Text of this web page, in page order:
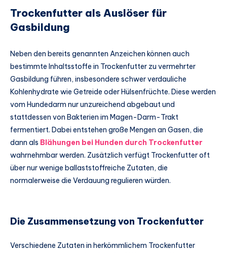
Trockenfutter als Auslöser für
Gasbildung
Neben den bereits genannten Anzeichen können auch
bestimmte Inhaltsstoffe in Trockenfutter zu vermehrter
Gasbildung führen, insbesondere schwer verdauliche
Kohlenhydrate wie Getreide oder Hülsenfrüchte. Diese werden
vom Hundedarm nur unzureichend abgebaut und
stattdessen von Bakterien im Magen-Darm-Trakt
fermentiert. Dabei entstehen große Mengen an Gasen, die
dann als Blähungen bei Hunden durch Trockenfutter
wahrnehmbar werden. Zusätzlich verfügt Trockenfutter oft
über nur wenige ballaststoffreiche Zutaten, die
normalerweise die Verdauung regulieren würden.
Die Zusammensetzung von Trockenfutter
Verschiedene Zutaten in herkömmlichem Trockenfutter